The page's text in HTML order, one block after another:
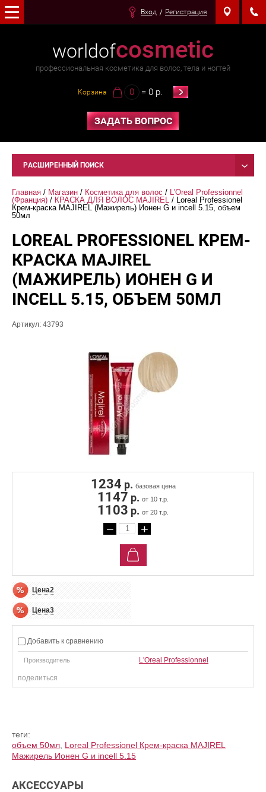
Корзина 0 = 0 р.
worldofcosmetic
профессиональная косметика для волос, тела и ногтей
ЗАДАТЬ ВОПРОС
Вход Регистрация
РАСШИРЕННЫЙ ПОИСК
Главная / Магазин / Косметика для волос / L'Oreal Professionnel
(Франция) / КРАСКА ДЛЯ ВОЛОС MAJIREL / Loreal Professionel
Крем-краска MAJIREL (Мажирель) Ионен G и incell 5.15, объем
50мл
LOREAL PROFESSIONEL КРЕМ-
КРАСКА MAJIREL
(МАЖИРЕЛЬ) ИОНЕН G И
INCELL 5.15, ОБЪЕМ 50МЛ
Артикул: 43793
1234 р. базовая цена
1147 р. от 10 т.р.
1103 р. от 20 т.р.
− +
Цена2
Цена3
Добавить к сравнению
Производитель L'Oreal Professionnel
поделиться
теги:
объем 50мл Loreal Professionel Крем-краска MAJIREL
Мажирель Ионен G и incell 5.15
АКСЕССУАРЫ